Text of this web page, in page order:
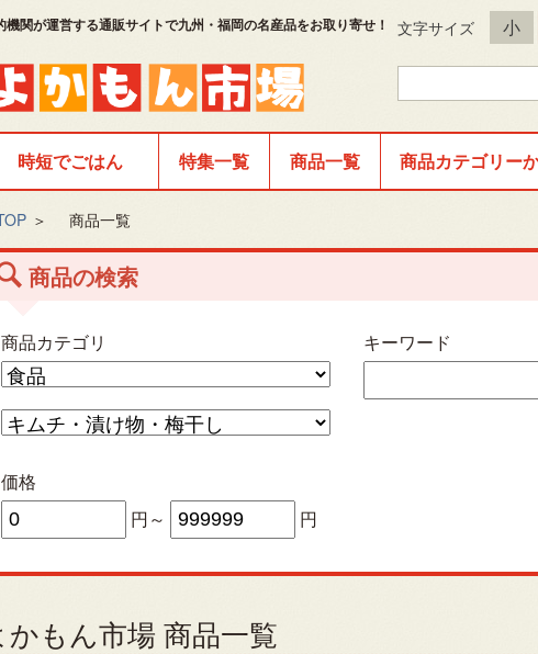
機関が運営する通販サイトで九州・福岡の名産品をお取り寄せ！ 文字サイズ 小
時短でごはん 特集一覧 商品一覧 商品カテゴリー
＞ 商品一覧
商品の検索
商品カテゴリ キーワード
価格
円～
円
かもん市場 商品一覧